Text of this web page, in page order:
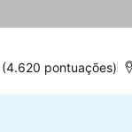
(4.620 pontuações)